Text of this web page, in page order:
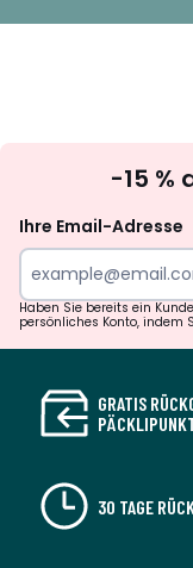
-15 %
Ihre Email-Adresse
Haben Sie bereits ein
persönliches Konto, indem
GRATIS
30 TAGE